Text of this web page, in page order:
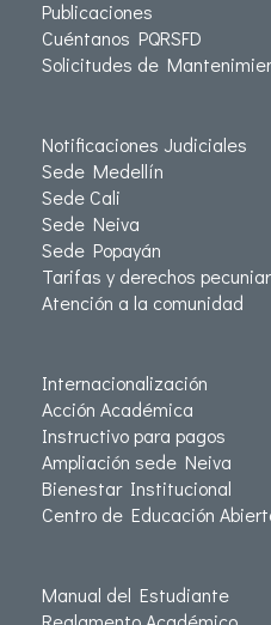
Publicaciones
Cuéntanos PQRSFD
Solicitudes de
Notificaciones Judiciales
Sede Medellín
Sede Cali
Sede Neiva
Sede Popayán
Tarifas y derechos
Atención a la comunidad
Internacionalización
Acción Académica
Instructivo para pagos
Ampliación sede Neiva
Bienestar Institucional
Centro de Educación
Manual del Estudiante